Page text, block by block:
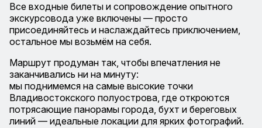
Все входные билеты и сопровождение опытного
экскурсовода уже включены — просто
присоединяйтесь и наслаждайтесь приключением,
остальное мы возьмём на себя.
Маршрут продуман так, чтобы впечатления не
заканчивались ни на минуту:
мы поднимемся на самые высокие точки
Владивостокского полуострова, где откроются
потрясающие панорамы города, бухт и береговых
линий — идеальные локации для ярких фотографий.